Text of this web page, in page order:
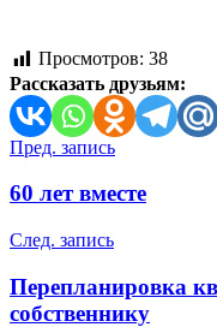
Просмотров: 38
Рассказать друзьям:
Навигация
по
Пред. запись
60 лет вместе
След. запись
Перепланировка
собственнику